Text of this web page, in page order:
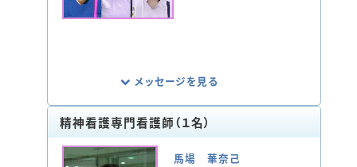
チームや造血幹細胞移植サポートチーム等
えた看護を日々実践しています。
メッセージを見る
「周術期および生命の危機状態にある患者
さまとご家族が、治療に伴う苦痛を最小限
に、尊厳を尊重され、ご家族の支援を受けて
精神看護専門看護師（１名）
馬場 華奈己